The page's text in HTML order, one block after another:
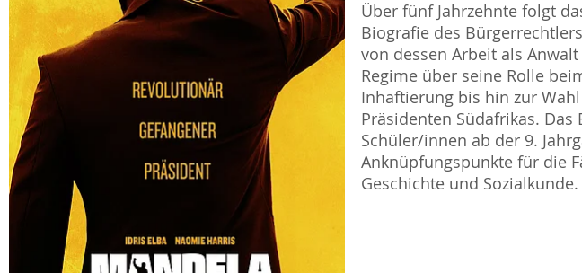
Über fünf Jahrzehnte folgt
Biografie des
von dessen Arbeit als
Regime über seine Rolle
Inhaftierung bis hin zur
Präsidenten Südafrikas.
Schüler/innen ab der 9.
Anknüpfungspunkte für die
Geschichte und Sozialkunde.